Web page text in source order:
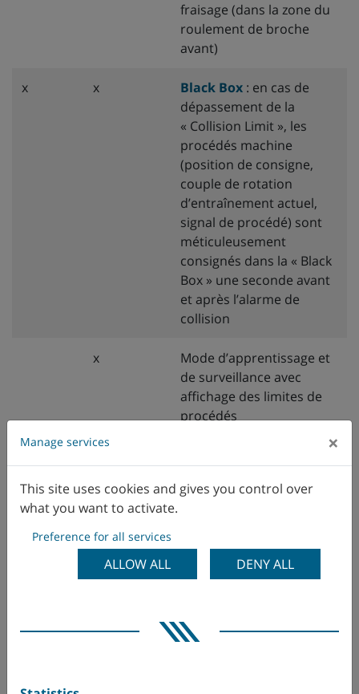
fraisage (dans la zone du
roulement de broche
avant)
x x Black Box : en cas de
dépassement de la
« Collision Limit », les
procédés machine
(position de consigne,
couple de rotation
d’entraînement actuel,
signal de procédé) sont
méticuleusement
consignés dans la « Black
Box » une seconde avant
et après l’alarme de
collision
x
Mode d’apprentissage et
de surveillance avec
affichage des limites de
procédés
compris valeur
Fonction de détection de
détection de rupture
Manage services ×
This site uses cookies and gives you control over
what you want to activate.
Preference for all services
ALLOW ALL DENY ALL